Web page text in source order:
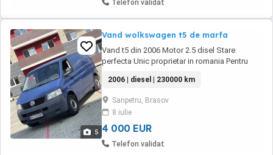
Telefon validat
5
Vand wolkswagen t5 de marfa
Vand t5 din 2006 Motor 2.5 disel Stare
perfecta Unic proprietar in romania Pentru
2006 | diesel | 230000 km
Sanpetru, Brasov
8 iulie
4 000 EUR
Telefon validat